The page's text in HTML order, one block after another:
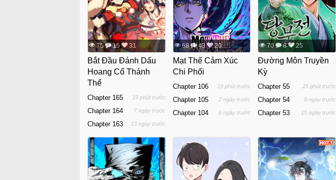
75 15 31
Bắt Đầu Đánh Dấu
Hoang Cổ Thánh
Thể
Chapter 165 19 phút trước
Chapter 164 7 ngày trước
Chapter 163 13 ngày trước
68 43 20
Mạt Thế Cảm Xúc
Chi Phối
Chapter 106 19 phút trước
Chapter 105 2 ngày trước
Chapter 104 6 ngày trước
70 8 25
Đường Môn Truyền
Kỳ
Chapter 55 25 phút trước
Chapter 54 8 ngày trước
Chapter 53 15 ngày trước